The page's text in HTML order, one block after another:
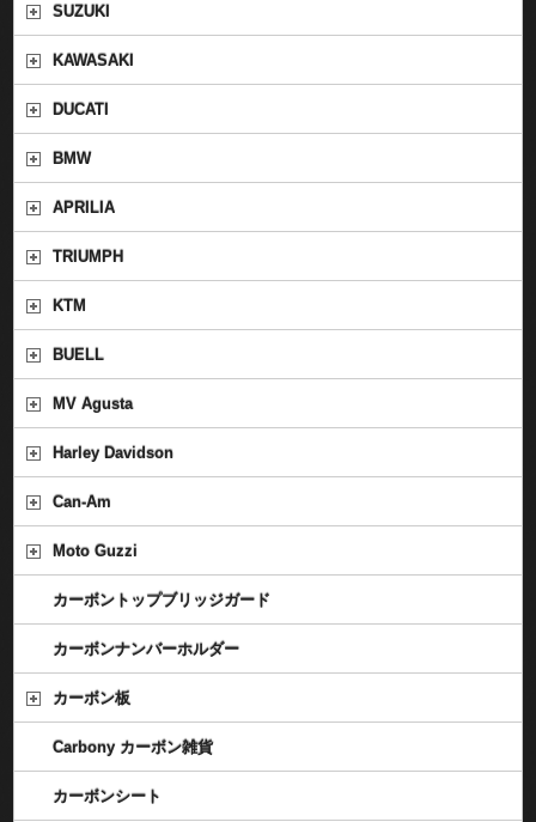
SUZUKI
KAWASAKI
DUCATI
BMW
APRILIA
TRIUMPH
KTM
BUELL
MV Agusta
Harley Davidson
Can-Am
Moto Guzzi
カーボントップブリッジガード
カーボンナンバーホルダー
カーボン板
Carbony カーボン雑貨
カーボンシート